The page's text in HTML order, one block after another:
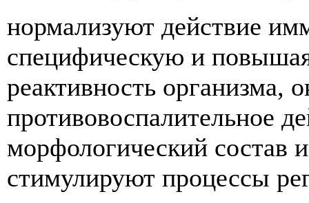
нормализуют действие
специфическую и
реактивность организма,
противовоспалительное
морфологический состав
стимулируют процессы